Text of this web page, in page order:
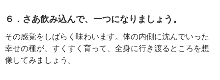
６．さあ飲み込んで、一つになりましょう。
その感覚をしばらく味わいます。体の内側に沈んでいった
幸せの種が、すくすく育って、全身に行き渡るところを想
像してみましょう。